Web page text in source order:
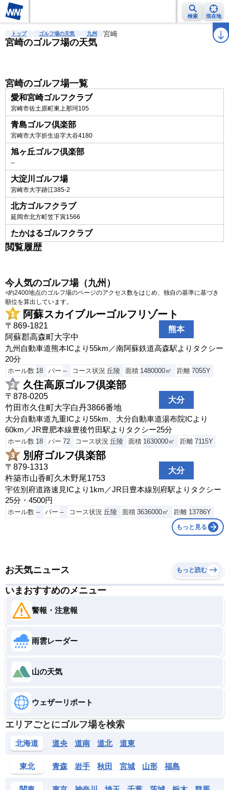
検索 現在地
雨雲レーダー 台風情報 地震情報 ラ
トップ ゴルフ場の天気 九州 宮崎
宮崎のゴルフ場の天気
宮崎のゴルフ場一覧
愛和宮崎ゴルフクラブ
宮崎市佐土原町東上那珂105
青島ゴルフ倶楽部
宮崎市大字折生迫字大谷4180
旭ヶ丘ゴルフ倶楽部
--
大淀川ゴルフ場
宮崎市大字跡江385-2
北方ゴルフクラブ
延岡市北方町笠下寅1566
たかはるゴルフクラブ
--
日南北郷カントリークラブ
南那珂郡北郷町大字郷之原2821‐1
日南串間ゴルフコース
串間市本城
延岡ゴルフクラブ
延岡市浦城町1161
ハイビスカスゴルフクラブ
宮崎市佐土原町下田島21085-1
一ツ瀬川県民ゴルフ場
児湯郡新富町大字新田字七俣2591
フェニックスカントリークラブ
宮崎市大字塩路字浜山3083
美々津カントリークラブ
日向市東郷町山陰甲417-94
都城母智丘カントリークラブ
都城市関之尾町6328
宮崎大淀カントリークラブ
宮崎市大字長嶺字唯ヶ迫1021
宮崎市田野町乙5030-2
宮崎国際ゴルフ倶楽部
宮崎市佐土原町下田島6634-1
宮崎小林カントリークラブ
宮崎ゴルフ倶楽部
宮崎座論梅ゴルフクラブ
児湯郡新富町大字新田17605
宮崎サンシャインカントリークラブ
宮崎市佐土原町東上那珂11670
宮崎パブリックゴルフ
宮崎レイクサイドゴルフ倶楽部
UMKカントリークラブ
宮崎市大字新名爪坂ノ下2055
閲覧履歴
今人気のゴルフ場（九州）
※約2400地点のゴルフ場のページのアクセス数をはじめ、独自の基準に基づき
順位を算出しています。
阿蘇スカイブルーゴルフリゾート
熊本
〒869-1821
阿蘇郡高森町大字中
九州自動車道熊本ICより55km／南阿蘇鉄道高森駅よりタクシー
20分
ホール数 18 パー -- コース状況 丘陵 面積 1480000㎡ 距離 7055Y
久住高原ゴルフ倶楽部
大分
〒878-0205
竹田市久住町大字白丹3866番地
大分自動車道九重ICより55km、大分自動車道湯布院ICより
60km／JR豊肥本線豊後竹田駅よりタクシー25分
ホール数 18 パー 72 コース状況 丘陵 面積 1630000㎡ 距離 7115Y
別府ゴルフ倶楽部
大分
〒879-1313
杵築市山香町久木野尾1753
宇佐別府道路速見ICより1km／JR日豊本線別府駅よりタクシー
25分・4500円
ホール数 -- パー -- コース状況 丘陵 面積 3636000㎡ 距離 13786Y
もっと見る
お天気ニュース もっと読む
いまおすすめのメニュー
警報・注意報
雨雲レーダー
山の天気
ウェザーリポート
エリアごとにゴルフ場を検索
北海道 道央 道南 道北 道東
東北 青森 岩手 秋田 宮城 山形 福島